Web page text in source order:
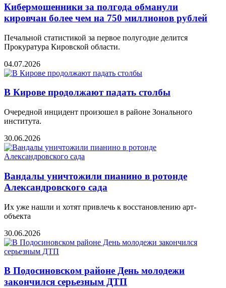
Кибермошенники за полгода обманули
кировчан более чем на 750 миллионов рублей
Печальной статистикой за первое полугодие делится
Прокуратура Кировской области.
04.07.2026
В Кирове продолжают падать столбы
Очередной инцидент произошел в районе Зонального
института.
30.06.2026
Вандалы уничтожили пианино в ротонде
Александровского сада
Их уже нашли и хотят привлечь к восстановлению арт-
объекта
30.06.2026
В Подосиновском районе День молодежи
закончился серьезным ДТП